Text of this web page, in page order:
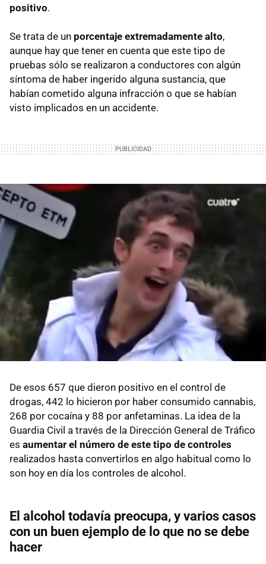
positivo.
Se trata de un porcentaje extremadamente alto,
aunque hay que tener en cuenta que este tipo de
pruebas sólo se realizaron a conductores con algún
síntoma de haber ingerido alguna sustancia, que
habían cometido alguna infracción o que se habían
visto implicados en un accidente.
De esos 657 que dieron positivo en el control de
drogas, 442 lo hicieron por haber consumido cannabis,
268 por cocaína y 88 por anfetaminas. La idea de la
Guardia Civil a través de la Dirección General de Tráfico
es aumentar el número de este tipo de controles
realizados hasta convertirlos en algo habitual como lo
son hoy en día los controles de alcohol.
El alcohol todavía preocupa, y varios casos
con un buen ejemplo de lo que no se debe
hacer